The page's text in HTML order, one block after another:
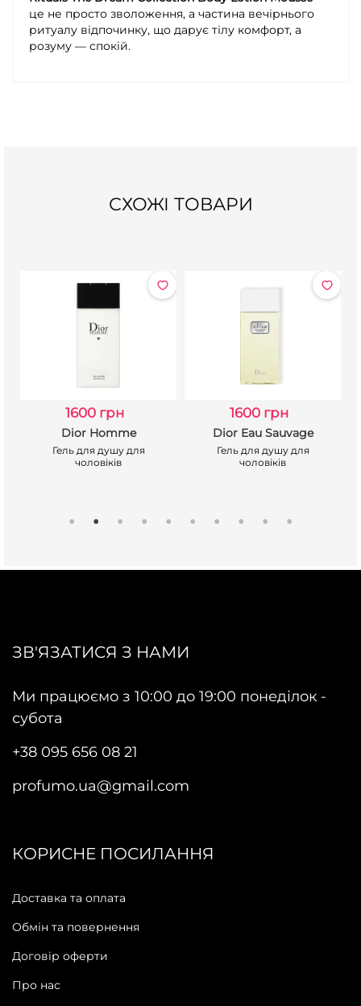
це не просто зволоження, а частина вечірнього
ритуалу відпочинку, що дарує тілу комфорт, а
розуму — спокій.
СХОЖІ ТОВАРИ
1600 грн
Dior Homme
Гель для душу для
чоловіків
1600 грн
Dior Eau Sauvage
Гель для душу для
чоловіків
ЗВ'ЯЗАТИСЯ З НАМИ
Ми працюємо з 10:00 до 19:00 понеділок -
субота
+38 095 656 08 21
profumo.ua@gmail.com
КОРИСНЕ ПОСИЛАННЯ
Доставка та оплата
Обмін та повернення
Договір оферти
Про нас